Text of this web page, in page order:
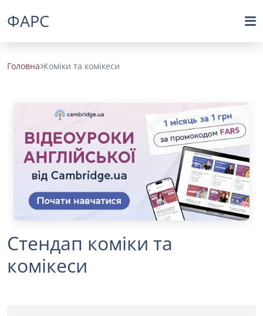
ФАРС
Головна Коміки та комікеси
Стендап коміки та
комікеси